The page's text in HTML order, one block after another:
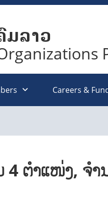
ມລາວ
Careers &
ຕຳແໜ່ງ, ຈໍາ